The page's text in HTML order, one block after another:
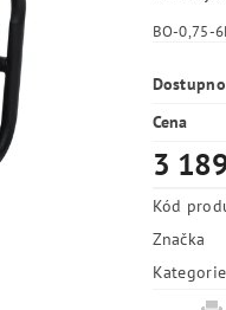
BO-0,75-
Cena
3
Kód
Značka
Kategorie